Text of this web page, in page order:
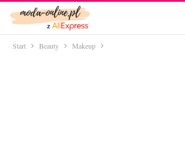
Start Beauty Makeup